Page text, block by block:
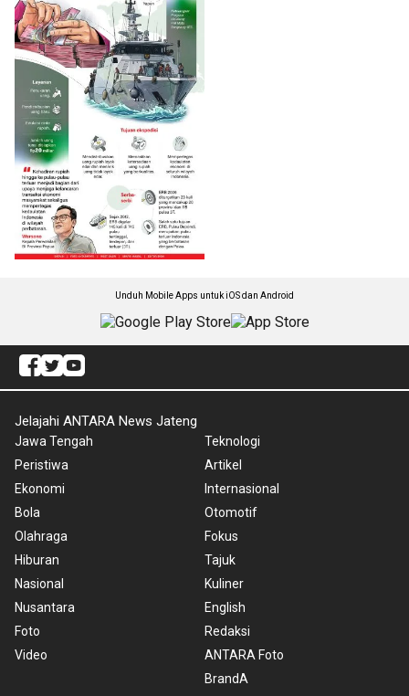
Unduh Mobile Apps untuk iOS dan Android
Jelajahi ANTARA News Jateng
Jawa Tengah
Peristiwa
Ekonomi
Bola
Olahraga
Hiburan
Nasional
Nusantara
Foto
Video
Teknologi
Artikel
Internasional
Otomotif
Fokus
Tajuk
Kuliner
English
Redaksi
ANTARA Foto
BrandA